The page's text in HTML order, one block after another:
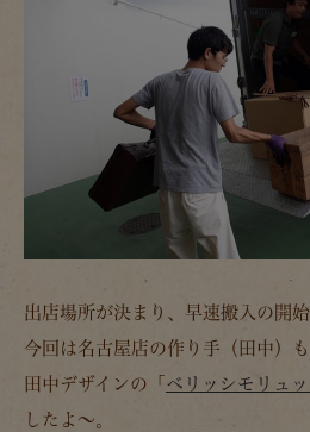
出店場所が決まり、早速搬入の開始
今回は名古屋店の作り手（田中）も
田中デザインの「 ベリッシモリュッ
したよ～。